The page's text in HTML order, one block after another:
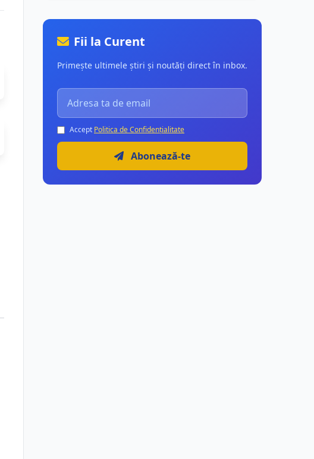
Fii la Curent
Primește ultimele știri și noutăți direct în inbox.
Accept Politica de Confidențialitate
Abonează-te